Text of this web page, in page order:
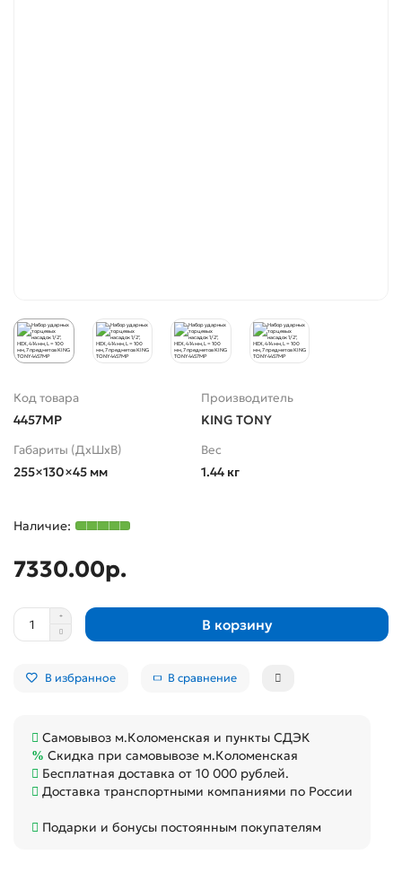
Код товара
4457MP
Производитель
KING TONY
Габариты (ДхШхВ)
255×130×45 мм
Вес
1.44 кг
7330.00р.
В корзину
В избранное В сравнение
Самовывоз м.Коломенская и пункты СДЭК
Скидка при самовывозе м.Коломенская
Бесплатная доставка от 10 000 рублей.
Доставка транспортными компаниями по России
Подарки и бонусы постоянным покупателям